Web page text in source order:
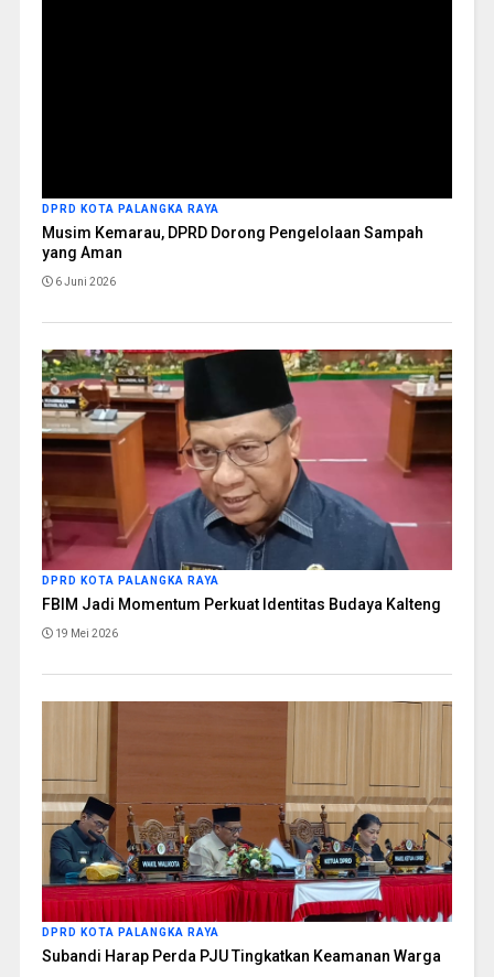
DPRD KOTA PALANGKA RAYA
Musim Kemarau, DPRD Dorong Pengelolaan Sampah
yang Aman
6 Juni 2026
DPRD KOTA PALANGKA RAYA
FBIM Jadi Momentum Perkuat Identitas Budaya Kalteng
19 Mei 2026
DPRD KOTA PALANGKA RAYA
Subandi Harap Perda PJU Tingkatkan Keamanan Warga